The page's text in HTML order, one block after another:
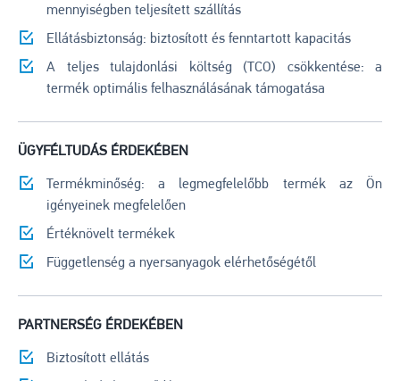
mennyiségben teljesített szállítás
Ellátásbiztonság: biztosított és fenntartott kapacitás
A teljes tulajdonlási költség (TCO) csökkentése: a
termék optimális felhasználásának támogatása
ÜGYFÉLTUDÁS ÉRDEKÉBEN
Termékminőség: a legmegfelelőbb termék az Ön
igényeinek megfelelően
Értéknövelt termékek
Függetlenség a nyersanyagok elérhetőségétől
PARTNERSÉG ÉRDEKÉBEN
Biztosított ellátás